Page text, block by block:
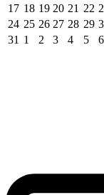
17 18 19 20 21 22
24 25 26 27 28 29
31 1 2 3 4 5 6